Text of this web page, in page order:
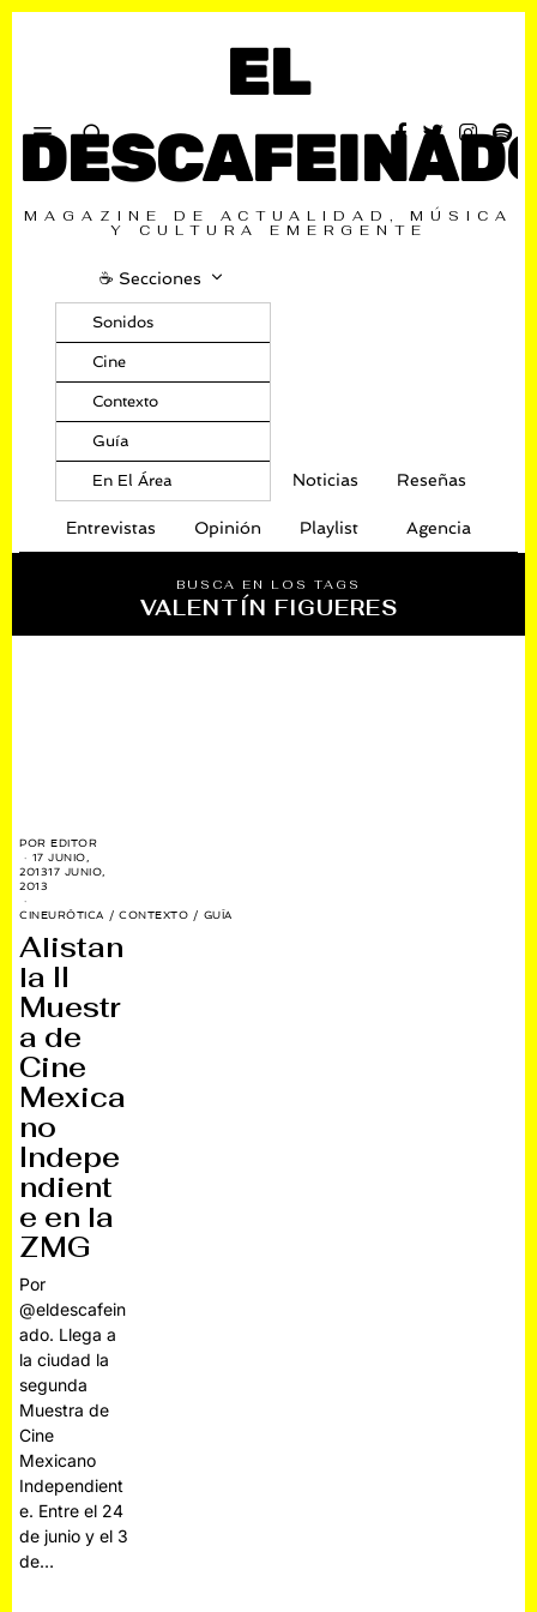
EL
MAGAZINE DE ACTUALIDAD, MÚSICA
Y CULTURA EMERGENTE
☕️ Secciones
Sonidos
Cine
Contexto
Guía
En El Área Noticias Reseñas
Entrevistas Opinión Playlist Agencia
BUSCA EN LOS TAGS
VALENTÍN FIGUERES
POREDITOR
17 JUNIO,
201317 JUNIO,
2013
CINEURÓTICA / CONTEXTO / GUÍA
Alistan
la II
Muestr
a de
Cine
Mexica
no
Indepe
ndient
e en la
ZMG
Por
@eldescafein
ado. Llega a
la ciudad la
segunda
Muestra de
Cine
Mexicano
Independient
e. Entre el 24
de junio y el 3
de…